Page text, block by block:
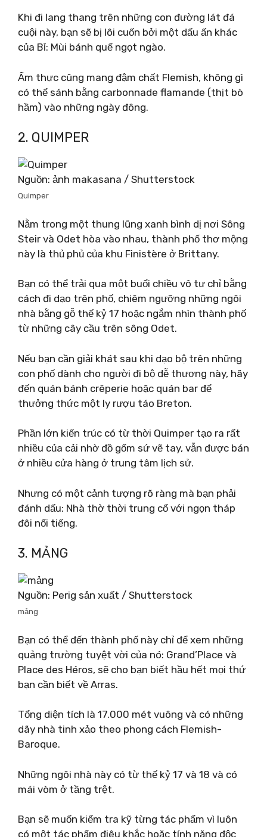
Khi đi lang thang trên những con đường lát đá
cuội này, bạn sẽ bị lôi cuốn bởi một dấu ấn khác
của Bỉ: Mùi bánh quế ngọt ngào.
Ẩm thực cũng mang đậm chất Flemish, không gì
có thể sánh bằng carbonnade flamande (thịt bò
hầm) vào những ngày đông.
2. QUIMPER
Nguồn: ảnh makasana / Shutterstock
Quimper
Nằm trong một thung lũng xanh bình dị nơi Sông
Steir và Odet hòa vào nhau, thành phố thơ mộng
này là thủ phủ của khu Finistère ở Brittany.
Bạn có thể trải qua một buổi chiều vô tư chỉ bằng
cách đi dạo trên phố, chiêm ngưỡng những ngôi
nhà bằng gỗ thế kỷ 17 hoặc ngắm nhìn thành phố
từ những cây cầu trên sông Odet.
Nếu bạn cần giải khát sau khi dạo bộ trên những
con phố dành cho người đi bộ dễ thương này, hãy
đến quán bánh crêperie hoặc quán bar để
thưởng thức một ly rượu táo Breton.
Phần lớn kiến ​​trúc có từ thời Quimper tạo ra rất
nhiều của cải nhờ đồ gốm sứ vẽ tay, vẫn được bán
ở nhiều cửa hàng ở trung tâm lịch sử.
Nhưng có một cảnh tượng rõ ràng mà bạn phải
đánh dấu: Nhà thờ thời trung cổ với ngọn tháp
đôi nổi tiếng.
3. MẢNG
Nguồn: Perig sản xuất / Shutterstock
mảng
Bạn có thể đến thành phố này chỉ để xem những
quảng trường tuyệt vời của nó: Grand’Place và
Place des Héros, sẽ cho bạn biết hầu hết mọi thứ
bạn cần biết về Arras.
Tổng diện tích là 17.000 mét vuông và có những
dãy nhà tinh xảo theo phong cách Flemish-
Baroque.
Những ngôi nhà này có từ thế kỷ 17 và 18 và có
mái vòm ở tầng trệt.
Bạn sẽ muốn kiểm tra kỹ từng tác phẩm vì luôn
có một tác phẩm điêu khắc hoặc tính năng độc